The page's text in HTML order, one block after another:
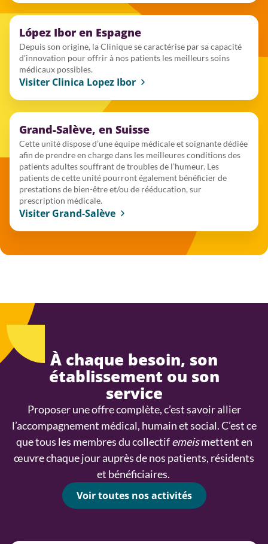
López Ibor en Espagne
Depuis son origine, la Clinique se caractérise par sa capacité
d'innovation pour offrir à nos patients les meilleurs soins
médicaux possibles.
Visiter Clinica Lopez Ibor
Grand-Salève, en Suisse
Cette unité dispose d’une équipe médicale et soignante dédiée
afin de prendre en charge dans les meilleures conditions des
patients adultes souffrant de troubles de l’humeur. Les
patients de cette unité pourront également bénéficier de
prestations de bien-être et/ou de rééducation, sur
prescription médicale.
Visiter Grand-Salève
À chaque besoin, son
établissement ou son
service
Proposer une offre complète, c’est savoir allier
l’accompagnement médical, humain et social. C’est ce
que tous les membres du collectifemeismettent en
œuvre chaque jour auprès de nos patients, résidents
et bénéficiaires.
Voir toutes nos activités